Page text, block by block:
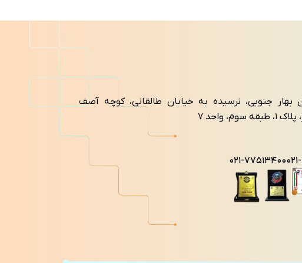
بهار جنوبی، نرسیده به خیابان طالقانی، کوچه آصف
واحد ۷
۰۲۱-۷۷۵۱۳۴۰۰